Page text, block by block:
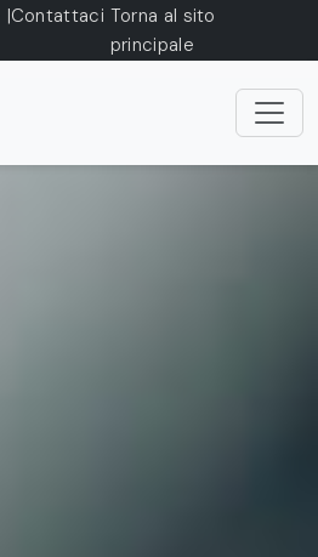
Contattaci Torna al sito
principale